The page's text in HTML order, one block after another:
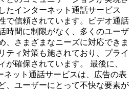
たインターネット通話サービス
で信頼されています。ビデオ通話
時間に制限がなく、多くのユーザ
、さまざまなニーズに対応できま
ティ対策も施されており、プライ
が確保されています。 最後に、
ネット通話サービスは、広告の表
、ユーザーにとって不快な要素が